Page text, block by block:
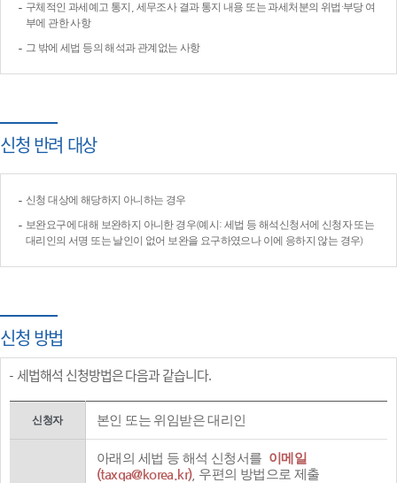
구체적인 과세예고 통지, 세무조사 결과 통지 내용 또는 과세처분의 위법·부당 여
부에 관한 사항
그 밖에 세법 등의 해석과 관계없는 사항
신청 반려 대상
신청 대상에 해당하지 아니하는 경우
보완요구에 대해 보완하지 아니한 경우(예시: 세법 등 해석신청서에 신청자 또는
대리인의 서명 또는 날인이 없어 보완을 요구하였으나 이에 응하지 않는 경우)
신청 방법
세법해석 신청방법은 다음과 같습니다.
신청자 본인 또는 위임받은 대리인
아래의 세법 등 해석 신청서를 이메일
(taxqa@korea.kr), 우편의 방법으로 제출